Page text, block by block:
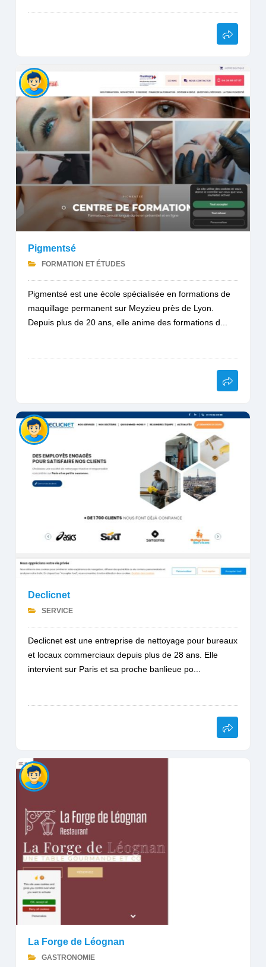
Pigmentsé
FORMATION ET ÉTUDES
Pigmentsé est une école spécialisée en formations de
maquillage permanent sur Meyzieu près de Lyon.
Depuis plus de 20 ans, elle anime des formations d...
Declicnet
SERVICE
Declicnet est une entreprise de nettoyage pour bureaux
et locaux commerciaux depuis plus de 28 ans. Elle
intervient sur Paris et sa proche banlieue po...
La Forge de Léognan
GASTRONOMIE